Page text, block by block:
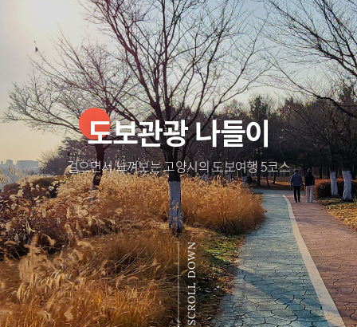
도보관광 나들이
걸으면서 느껴보는 고양시의 도보여행 5코스
SCROLL DOWN